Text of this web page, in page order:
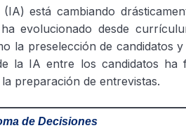
(IA) está cambiando
evolucionado desde
la preselección de candidatos
la IA entre los candidatos
preparación de entrevistas.
de Decisiones